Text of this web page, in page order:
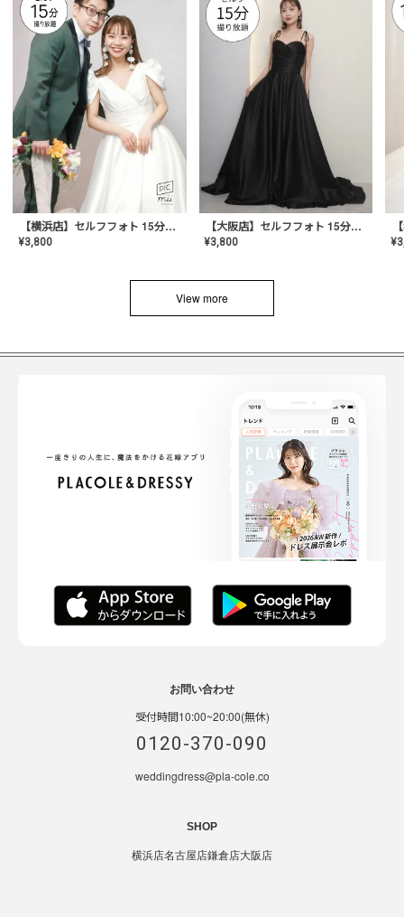
【横浜店】セルフフォト 15分撮り放題プラン
¥3,800
【大阪店】セルフフォト 15分撮り放題プラン
¥3,800 ¥
View more
お問い合わせ
受付時間10:00~20:00(無休)
0120-370-090
weddingdress@pla-cole.co
SHOP
横浜店名古屋店鎌倉店大阪店